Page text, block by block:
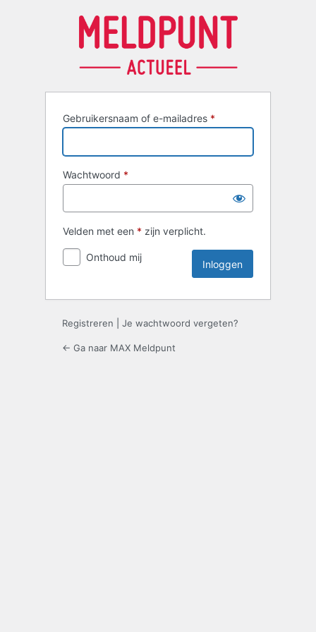
Gebruikersnaam of e-mailadres *
Wachtwoord *
Velden met een * zijn verplicht.
Onthoud mij
Registreren Je wachtwoord vergeten?
← Ga naar MAX Meldpunt